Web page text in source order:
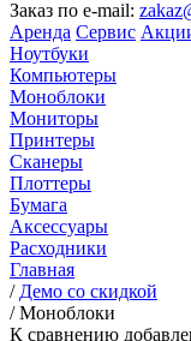
Заказ по e-mail:
Аренда Сервис
Ноутбуки
Компьютеры
Моноблоки
Мониторы
Принтеры
Сканеры
Плоттеры
Бумага
Аксессуары
Расходники
Главная
/ Демо со скидкой
/Моноблоки
К сравнению